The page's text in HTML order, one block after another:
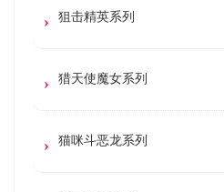
狙击精英系列
猎天使魔女系列
猫咪斗恶龙系列